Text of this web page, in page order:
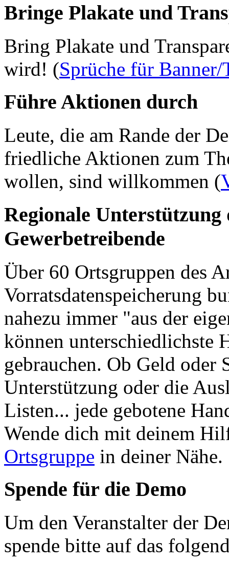
Bringe Plakate und
Bring Plakate und
wird! (Sprüche für Banner/
Führe Aktionen durch
Leute, die am Rande der
friedliche Aktionen zum
wollen, sind willkommen (
Regionale
Gewerbetreibende
Über 60 Ortsgruppen des
Vorratsdatenspeicherung
nahezu immer "aus der
können unterschiedlichste
gebrauchen. Ob Geld oder
Unterstützung oder die
Listen... jede gebotene
Wende dich mit deinem
Ortsgruppe in deiner Nähe.
Spende für die Demo
Um den Veranstalter der
spende bitte auf das